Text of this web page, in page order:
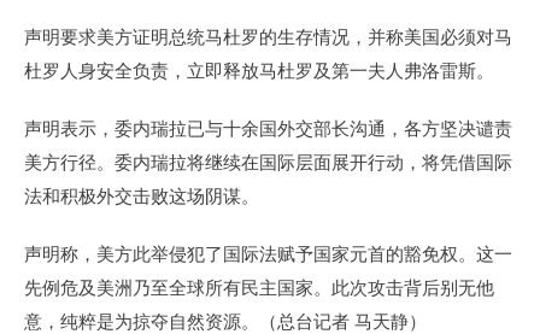
声明要求美方证明总统马杜罗的生存情况，并称美国必须对马
杜罗人身安全负责，立即释放马杜罗及第一夫人弗洛雷斯。
声明表示，委内瑞拉已与十余国外交部长沟通，各方坚决谴责
美方行径。委内瑞拉将继续在国际层面展开行动，将凭借国际
法和积极外交击败这场阴谋。
声明称，美方此举侵犯了国际法赋予国家元首的豁免权。这一
先例危及美洲乃至全球所有民主国家。此次攻击背后别无他
意，纯粹是为掠夺自然资源。（总台记者 马天静）